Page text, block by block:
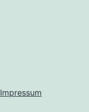
Impressum